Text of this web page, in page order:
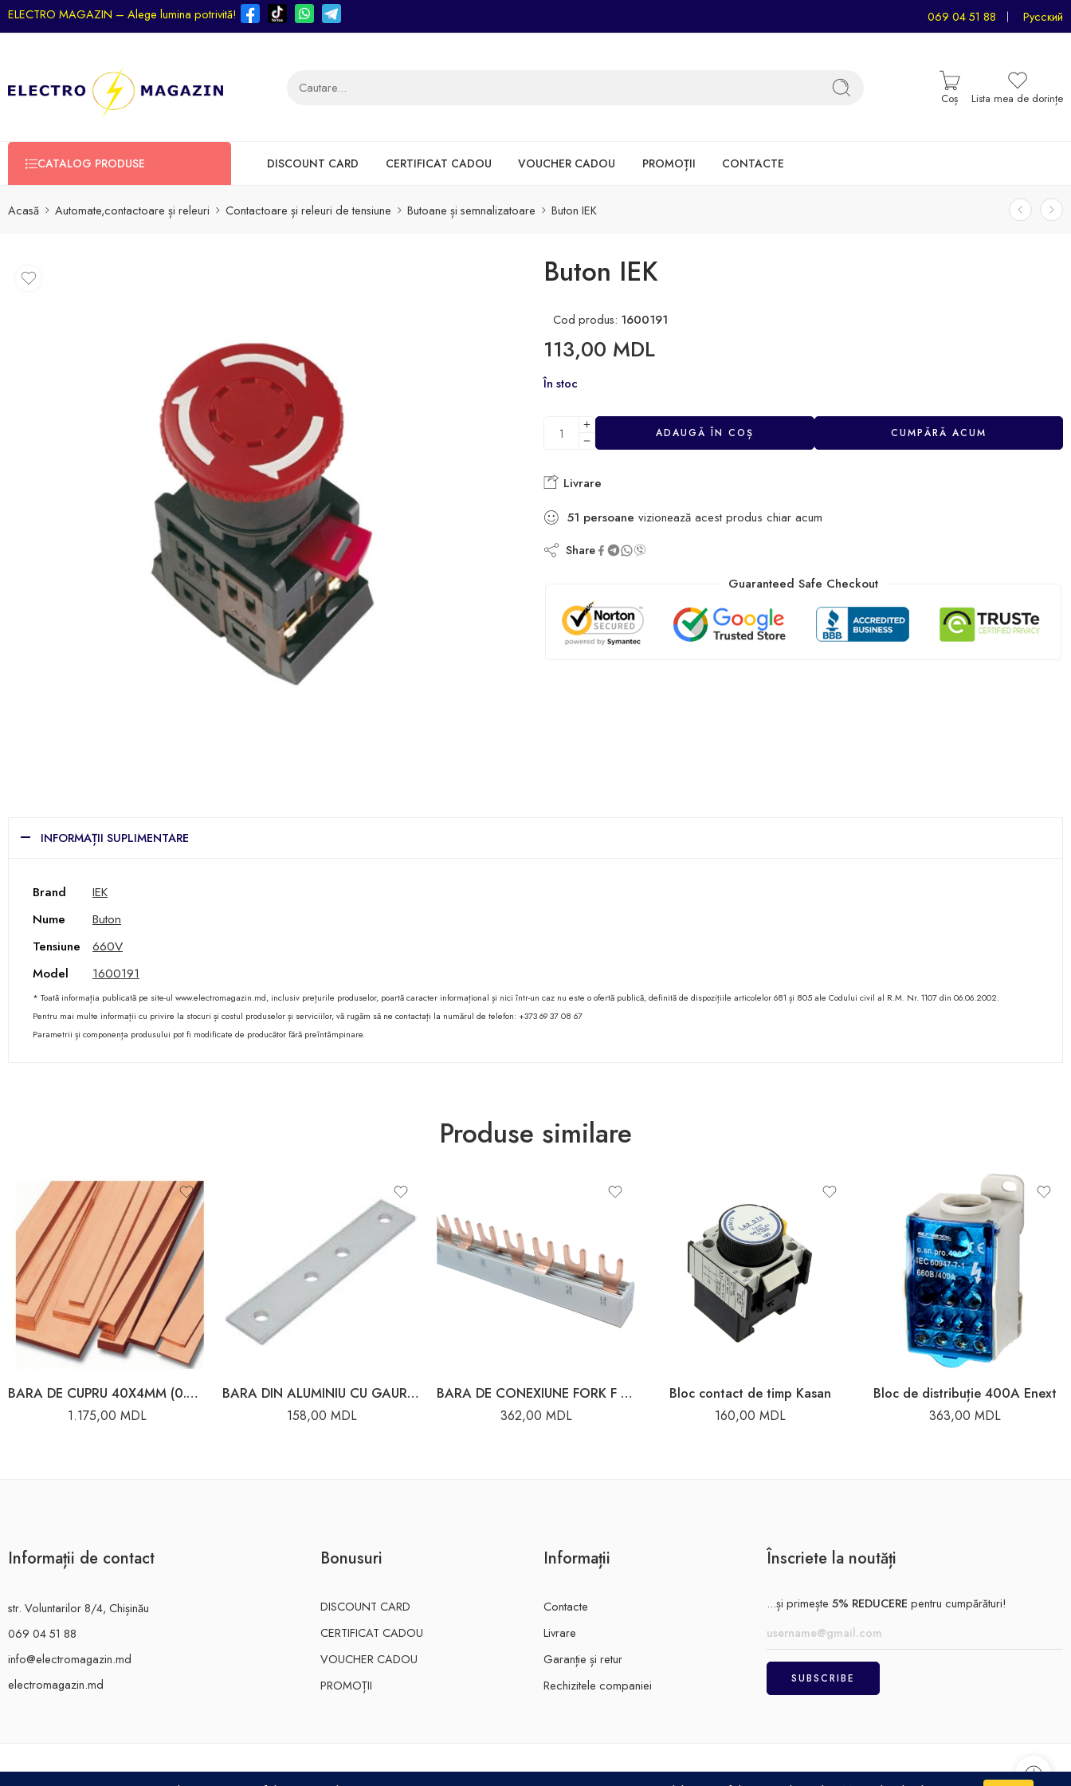
ELECTRO MAGAZIN – Alege lumina potrivită! 069 04 51 88 Русский
Coș Lista mea de dorințe
CATALOG PRODUSE DISCOUNT CARD CERTIFICAT CADOU VOUCHER CADOU PROMOȚII CONTACTE
Acasă Automate,contactoare și releuri Contactoare și releuri de tensiune Butoane și semnalizatoare Buton IEK
Buton IEK
Cod produs: 1600191
113,00 MDL
În stoc
ADAUGĂ ÎN COȘ CUMPĂRĂ ACUM
Livrare
51 persoane vizionează acest produs chiar acum
Share
Guaranteed Safe Checkout
INFORMAȚII SUPLIMENTARE
Brand
IEK
Nume
Buton
Tensiune
660V
Model
1600191
* Toată informația publicată pe site-ul www.electromagazin.md, inclusiv prețurile produselor, poartă caracter informațional și nici într-un caz nu este o ofertă publică, definită de dispozițiile articolelor 681 și 805 ale Codului civil al R.M. Nr. 1107 din 06.06.2002.
Pentru mai multe informații cu privire la stocuri și costul produselor și serviciilor, vă rugăm să ne contactați la numărul de telefon: +373 69 37 08 67
Parametrii și componența produsului pot fi modificate de producător fără preîntâmpinare.
Produse similare
BARA DE CUPRU 40X4MM (0.680 KG/M) 630A
1.175,00 MDL
BARA DIN ALUMINIU CU GAURI L2M D6.5MM/2CM
158,00 MDL
BARA DE CONEXIUNE FORK F 3P 63A L=100CM (54 furci)
362,00 MDL
Bloc contact de timp Kasan
160,00 MDL
Bloc de distribuție 400A Enext
363,00 MDL
Informații de contact
str. Voluntarilor 8/4, Chișinău
069 04 51 88
info@electromagazin.md
electromagazin.md
Bonusuri
DISCOUNT CARD
CERTIFICAT CADOU
VOUCHER CADOU
PROMOȚII
Informații
Contacte
Livrare
Garanție și retur
Rechizitele companiei
Înscriete la noutăți
...și primește 5% REDUCERE pentru cumpărături!
ELECTRO MAGAZIN SRL© 2026 Achitare Politică de confidențialitate Termeni și condiții